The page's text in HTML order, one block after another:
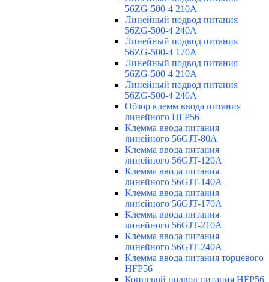
56ZG-500-4 210A
Линейный подвод питания
56ZG-500-4 240A
Линейный подвод питания
56ZG-500-4 170A
Линейный подвод питания
56ZG-500-4 210A
Линейный подвод питания
56ZG-500-4 240A
Обзор клемм ввода питания
линейного HFP56
Клемма ввода питания
линейного 56GJT-80A
Клемма ввода питания
линейного 56GJT-120A
Клемма ввода питания
линейного 56GJT-140A
Клемма ввода питания
линейного 56GJT-170A
Клемма ввода питания
линейного 56GJT-210A
Клемма ввода питания
линейного 56GJT-240A
Клемма ввода питания торцевого
HFP56
Концевой подвод питания HFP56